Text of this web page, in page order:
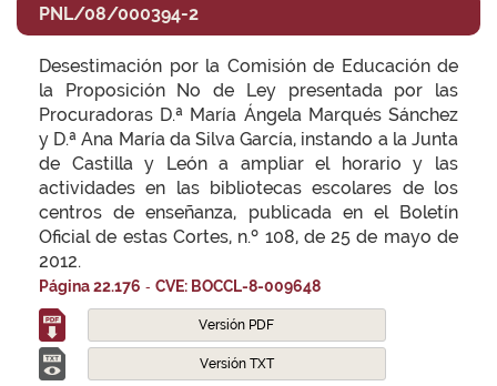
PNL/08/000394-2
Desestimación por la Comisión de Educación de
la Proposición No de Ley presentada por las
Procuradoras D.ª María Ángela Marqués Sánchez
y D.ª Ana María da Silva García, instando a la Junta
de Castilla y León a ampliar el horario y las
actividades en las bibliotecas escolares de los
centros de enseñanza, publicada en el Boletín
Oficial de estas Cortes, n.º 108, de 25 de mayo de
2012.
Página 22.176 - CVE: BOCCL-8-009648
Versión PDF
Versión TXT